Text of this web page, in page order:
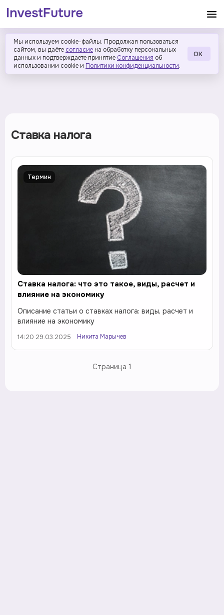
Мы используем cookie-файлы. Продолжая пользоваться
сайтом, вы даёте согласие на обработку персональных
данных и подтверждаете принятие Соглашения об
использовании cookie и Политики конфиденциальности.
ОК
Ставка налога
Термин
Ставка налога: что это такое, виды, расчет и
влияние на экономику
Описание статьи о ставках налога: виды, расчет и
влияние на экономику
14:20 29.03.2025 Никита Марычев
Страница 1